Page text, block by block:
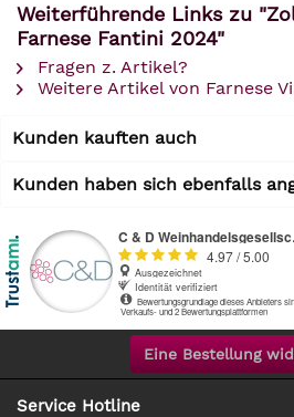
Weiterführende Links zu
Farnese Fantini 2024"
Fragen z. Artikel?
Weitere Artikel von Farnese
Kunden kauften auch
Kunden haben sich ebenfalls
Eine Bestellung
Service Hotline